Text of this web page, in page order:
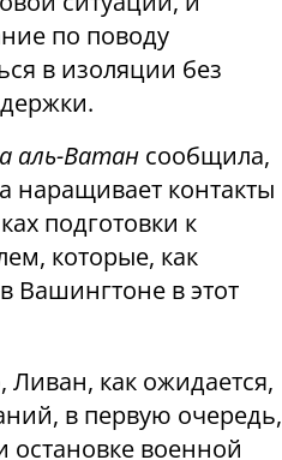
по поводу
в изоляции без
аль-Ватан сообщила,
наращивает контакты
подготовки к
которые, как
Вашингтоне в этот
как ожидается,
в первую очередь,
военной